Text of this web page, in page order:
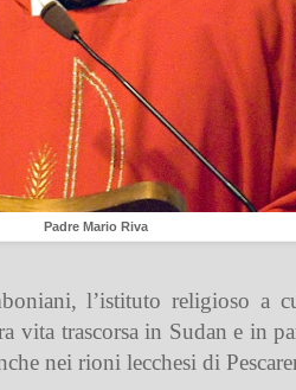
Padre Mario Riva
l’istituto religioso a
trascorsa in Sudan e in
nei rioni lecchesi di